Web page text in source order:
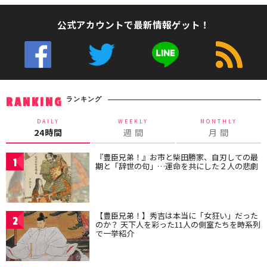
公式アカウントで最新情報ゲット！
RANKING ランキング
DAILY
24時間
WEEKLY
週 間
MONTHLY
月 間
1 『豊臣兄弟！』お市と柴田勝家、自刃しての最
期と「辞世の句」…運命を共にした２人の悲劇
2 【豊臣兄弟！】秀吉は本当に「女狂い」だった
のか？ 天下人を彩った11人の側室たちを時系列
で一挙紹介